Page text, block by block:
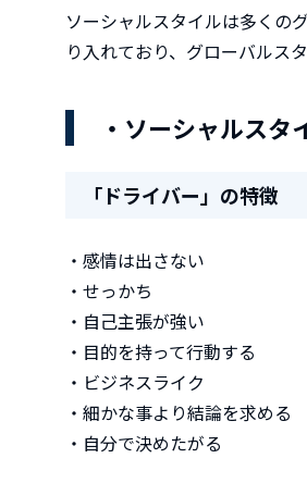
ソーシャルスタイルは多くの
り入れており、グローバルス
・ソーシャルスタ
「ドライバー」の特徴
・感情は出さない
・せっかち
・自己主張が強い
・目的を持って行動する
・ビジネスライク
・細かな事より結論を求める
・自分で決めたがる